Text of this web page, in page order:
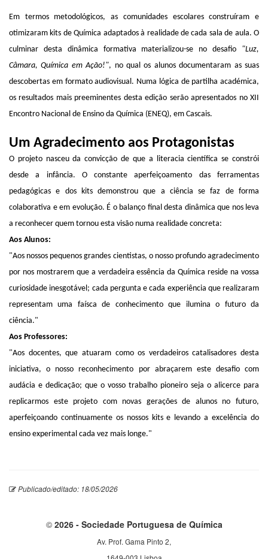
Em termos metodológicos, as comunidades escolares construíram e
otimizaram kits de Química adaptados à realidade de cada sala de aula. O
culminar desta dinâmica formativa materializou-se no desafio "Luz,
Câmara, Química em Ação!", no qual os alunos documentaram as suas
descobertas em formato audiovisual. Numa lógica de partilha académica,
os resultados mais preeminentes desta edição serão apresentados no XII
Encontro Nacional de Ensino da Química (ENEQ), em Cascais.
Um Agradecimento aos Protagonistas
O projeto nasceu da convicção de que a literacia científica se constrói
desde a infância. O constante aperfeiçoamento das ferramentas
pedagógicas e dos kits demonstrou que a ciência se faz de forma
colaborativa e em evolução. É o balanço final desta dinâmica que nos leva
a reconhecer quem tornou esta visão numa realidade concreta:
Aos Alunos:
"Aos nossos pequenos grandes cientistas, o nosso profundo agradecimento
por nos mostrarem que a verdadeira essência da Química reside na vossa
curiosidade inesgotável; cada pergunta e cada experiência que realizaram
representam uma faísca de conhecimento que ilumina o futuro da
ciência."
Aos Professores:
"Aos docentes, que atuaram como os verdadeiros catalisadores desta
iniciativa, o nosso reconhecimento por abraçarem este desafio com
audácia e dedicação; que o vosso trabalho pioneiro seja o alicerce para
replicarmos este projeto com novas gerações de alunos no futuro,
aperfeiçoando continuamente os nossos kits e levando a excelência do
ensino experimental cada vez mais longe."
Publicado/editado: 18/05/2026
© 2026 - Sociedade Portuguesa de Química
Av. Prof. Gama Pinto 2,